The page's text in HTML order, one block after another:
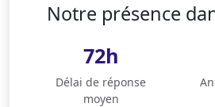
Notre présence
72h
Délai de réponse
moyen